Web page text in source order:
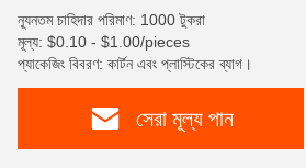
ন্যূনতম চাহিদার পরিমাণ: 1000 টুকরা
মূল্য: $0.10 - $1.00/pieces
প্যাকেজিং বিবরণ: কার্টন এবং প্লাস্টিকের ব্যাগ।
সেরা মূল্য পান